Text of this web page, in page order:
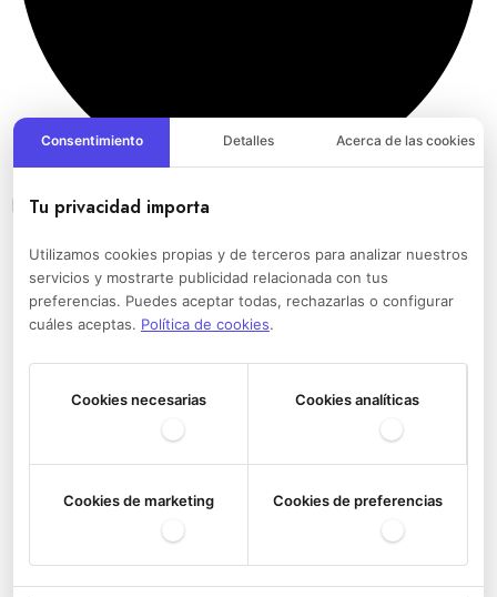
Bandoleras del Athletic Club
Consentimiento Detalles Acerca de las cookies
Tu privacidad importa
Utilizamos cookies propias y de terceros para analizar nuestros
servicios y mostrarte publicidad relacionada con tus
preferencias. Puedes aceptar todas, rechazarlas o configurar
cuáles aceptas. Política de cookies.
Cookies necesarias Cookies analíticas
Cookies de marketing Cookies de preferencias